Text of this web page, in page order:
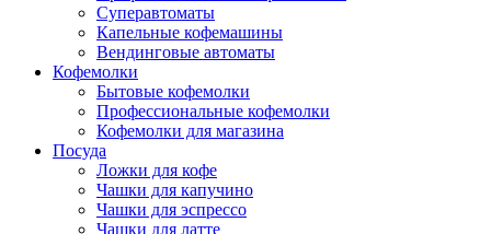
Суперавтоматы
Капельные кофемашины
Вендинговые автоматы
Кофемолки
Бытовые кофемолки
Профессиональные кофемолки
Кофемолки для магазина
Посуда
Ложки для кофе
Чашки для капучино
Чашки для эспрессо
Чашки для латте